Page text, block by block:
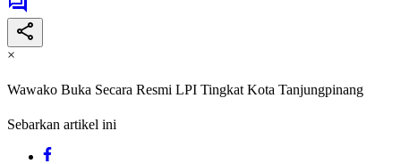
×
Wawako Buka Secara Resmi LPI Tingkat Kota Tanjungpinang
Sebarkan artikel ini